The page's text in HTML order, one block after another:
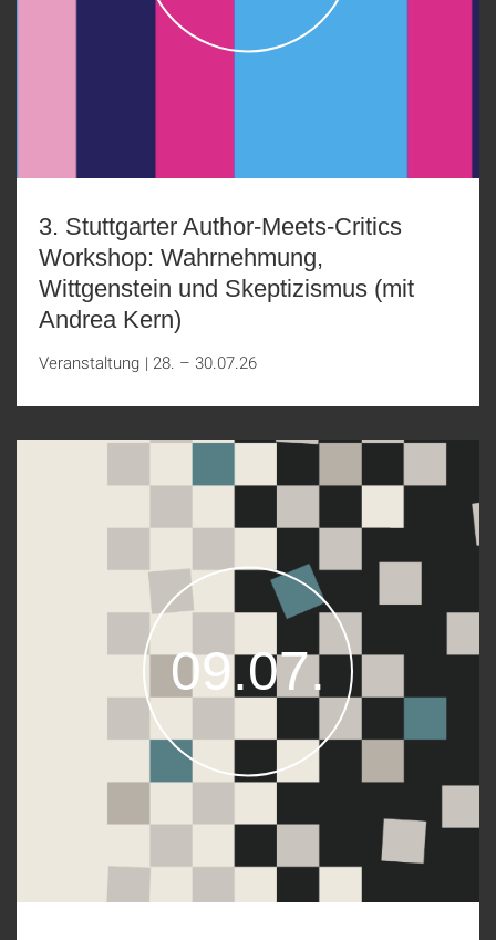
3. Stuttgarter Author-Meets-Critics
Workshop: Wahrnehmung,
Wittgenstein und Skeptizismus (mit
Andrea Kern)
Veranstaltung | 28. – 30.07.26
09.07.